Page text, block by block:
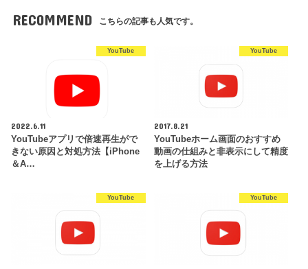
RECOMMEND こちらの記事も人気です。
YouTube
2022.6.11
YouTubeアプリで倍速再生がで
きない原因と対処方法【iPhone
＆A…
YouTube
2017.8.21
YouTubeホーム画面のおすすめ
動画の仕組みと非表示にして精度
を上げる方法
YouTube YouTube